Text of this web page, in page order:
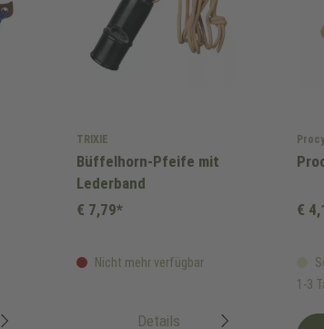
TRIXIE
Büffelhorn-Pfeife mit
Lederband
Nicht mehr verfügbar
€ 7,79*
Details
1-3
€